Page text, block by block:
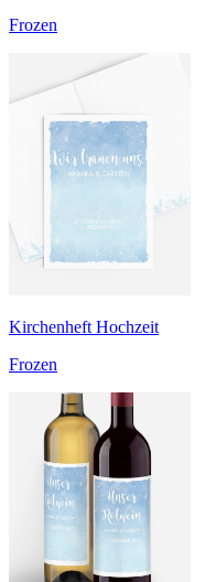
Frozen
Kirchenheft Hochzeit
Frozen